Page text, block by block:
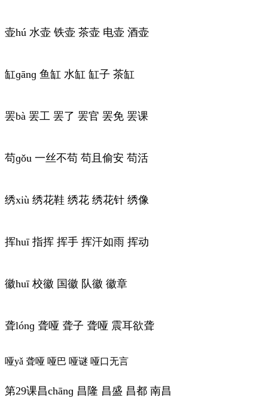
壶hú 水壶 铁壶 茶壶 电壶 酒壶
缸ɡānɡ 鱼缸 水缸 缸子 茶缸
罢bà 罢工 罢了 罢官 罢免 罢课
苟ɡǒu 一丝不苟 苟且偷安 苟活
绣xiù 绣花鞋 绣花 绣花针 绣像
挥huī 指挥 挥手 挥汗如雨 挥动
徽huī 校徽 国徽 队徽 徽章
聋lónɡ 聋哑 聋子 聋哑 震耳欲聋
哑yǎ 聋哑 哑巴 哑谜 哑口无言
第29课昌chānɡ 昌隆 昌盛 昌都 南昌